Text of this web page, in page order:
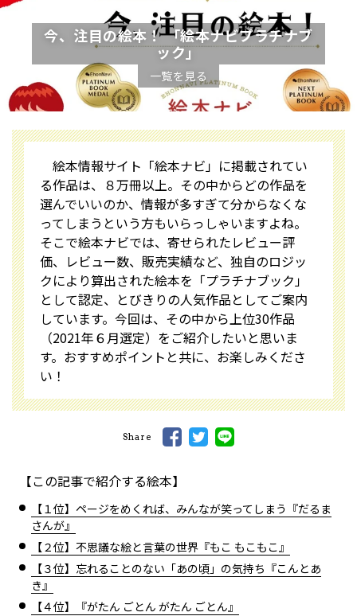
今、注目の絵本！ 「絵本ナビプラチナブ
ック」
一覧を見る
絵本情報サイト「絵本ナビ」に掲載されてい
る作品は、８万冊以上。その中からどの作品を
選んでいいのか、情報が多すぎて分からなくな
ってしまうという方もいらっしゃいますよね。
そこで絵本ナビでは、寄せられたレビュー評
価、レビュー数、販売実績など、独自のロジッ
クにより算出された絵本を「プラチナブック」
として認定、とびきりの人気作品としてご案内
しています。今回は、その中から上位30作品
（2021年６月選定）をご紹介したいと思いま
す。おすすめポイントと共に、お楽しみくださ
い！
Share
【この記事で紹介する絵本】
【１位】ページをめくれば、みんなが笑ってしまう『だるま
さんが』
【２位】不思議な絵と言葉の世界『もこ もこもこ』
【３位】忘れることのない「あの頃」の気持ち『こんとあ
き』
【４位】『がたん ごとん がたん ごとん』